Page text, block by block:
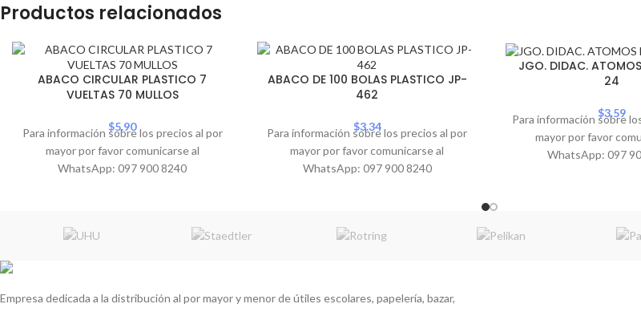
Productos relacionados
ABACO CIRCULAR PLASTICO 7
VUELTAS 70 MULLOS
$5.90
Para información sobre los precios al por
mayor por favor comunicarse al
WhatsApp: 097 900 8240
ABACO DE 100 BOLAS PLASTICO JP-
462
$3.34
Para información sobre los precios al por
mayor por favor comunicarse al
WhatsApp: 097 900 8240
JGO. DIDAC. ATOMOS
24
$3.59
Para información sobre
mayor por favor
WhatsApp: 097
Empresa dedicada a la distribución al por mayor y menor de útiles escolares, papelería, bazar,